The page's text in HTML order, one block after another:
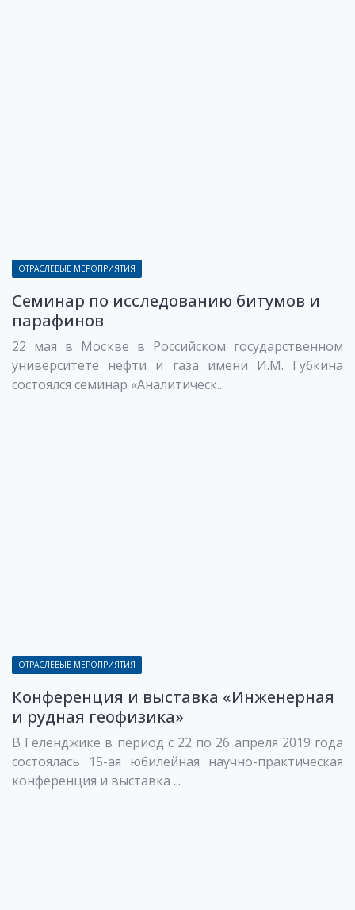
ОТРАСЛЕВЫЕ МЕРОПРИЯТИЯ
Семинар по исследованию битумов и
парафинов
22 мая в Москве в Российском государственном
университете нефти и газа имени И.М. Губкина
состоялся семинар «Аналитическ...
ОТРАСЛЕВЫЕ МЕРОПРИЯТИЯ
Конференция и выставка «Инженерная
и рудная геофизика»
В Геленджике в период с 22 по 26 апреля 2019 года
состоялась 15-ая юбилейная научно-практическая
конференция и выставка ...